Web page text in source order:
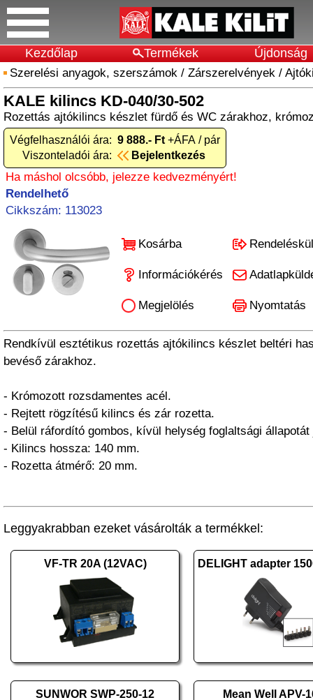
Kezdőlap Termékek Újdonság
Szerelési anyagok, szerszámok / Zárszerelvények /
KALE kilincs KD-040/30-502
Rozettás ajtókilincs készlet fürdő és WC zárakhoz,
Végfelhasználói ára: 9 888.- Ft +ÁFA / pár
Viszonteladói ára:
Bejelentkezés
Ha máshol olcsóbb, jelezze kedvezményért!
Rendelhető
Cikkszám: 113023
Kosárba
Információkérés
Megjelölés Nyomtatás
Rendkívül esztétikus rozettás ajtókilincs készlet beltéri
bevéső zárakhoz.
- Krómozott rozsdamentes acél.
- Rejtett rögzítésű kilincs és zár rozetta.
- Belül ráfordító gombos, kívül helység foglaltsági
- Kilincs hossza: 140 mm.
- Rozetta átmérő: 20 mm.
Leggyakrabban ezeket vásárolták a termékkel:
VF-TR 20A (12VAC)
SUNWOR SWP-250-12 Mean Well APV-